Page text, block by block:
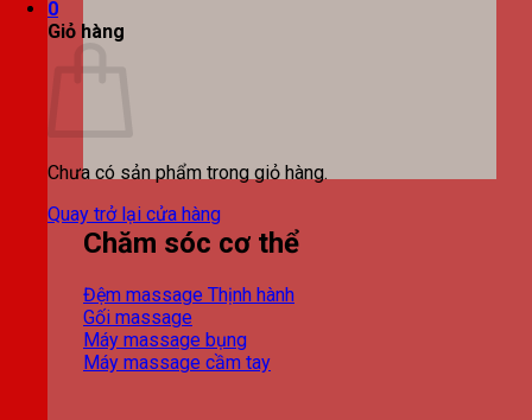
0
Giỏ hàng
Chưa có sản phẩm trong giỏ hàng.
Quay trở lại cửa hàng
Chăm sóc cơ thể
Đệm massage
Gối massage
Máy massage bụng
Máy massage cầm tay